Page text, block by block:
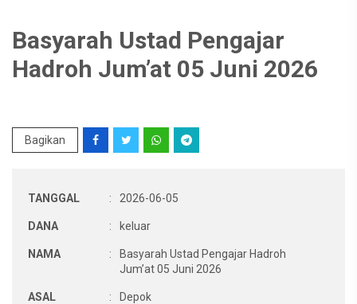
Basyarah Ustad Pengajar
Hadroh Jum’at 05 Juni 2026
Bagikan
TANGGAL : 2026-06-05
DANA : keluar
NAMA :
Basyarah Ustad Pengajar Hadroh
Jum’at 05 Juni 2026
ASAL : Depok